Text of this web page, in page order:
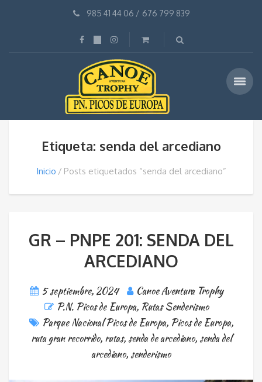
985 41 44 06 / 676 799 839
Etiqueta: senda del arcediano
Inicio Posts etiquetados “senda del arcediano”
GR – PNPE 201: SENDA DEL
ARCEDIANO
5 septiembre, 2024
Canoe Aventura Trophy
P.N. Picos de Europa, Rutas Senderismo
Parque Nacional Picos de Europa, Picos de Europa,
ruta gran recorrido, rutas, senda de arcediano, senda del
arcediano, senderismo